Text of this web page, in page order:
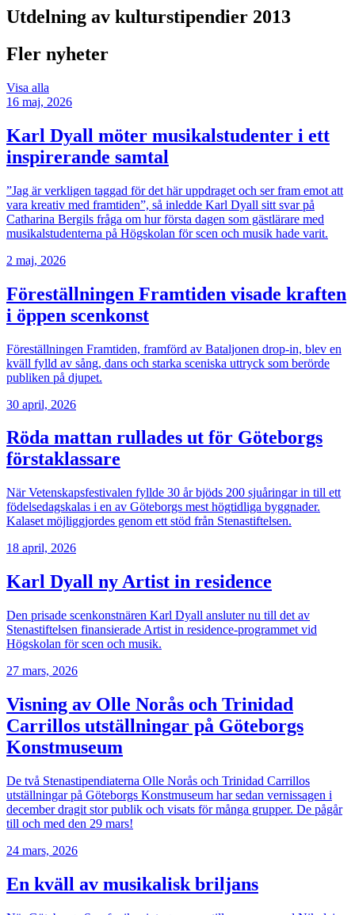
Utdelning av kulturstipendier 2013
Fler nyheter
Visa alla
16 maj, 2026
Karl Dyall möter musikalstudenter i ett
inspirerande samtal
”Jag är verkligen taggad för det här uppdraget och ser fram emot att
vara kreativ med framtiden”, så inledde Karl Dyall sitt svar på
Catharina Bergils fråga om hur första dagen som gästlärare med
musikalstudenterna på Högskolan för scen och musik hade varit.
2 maj, 2026
Föreställningen Framtiden visade kraften
i öppen scenkonst
Föreställningen Framtiden, framförd av Bataljonen drop-in, blev en
kväll fylld av sång, dans och starka sceniska uttryck som berörde
publiken på djupet.
30 april, 2026
Röda mattan rullades ut för Göteborgs
förstaklassare
När Vetenskapsfestivalen fyllde 30 år bjöds 200 sjuåringar in till ett
födelsedagskalas i en av Göteborgs mest högtidliga byggnader.
Kalaset möjliggjordes genom ett stöd från Stenastiftelsen.
18 april, 2026
Karl Dyall ny Artist in residence
Den prisade scenkonstnären Karl Dyall ansluter nu till det av
Stenastiftelsen finansierade Artist in residence-programmet vid
Högskolan för scen och musik.
27 mars, 2026
Visning av Olle Norås och Trinidad
Carrillos utställningar på Göteborgs
Konstmuseum
De två Stenastipendiaterna Olle Norås och Trinidad Carrillos
utställningar på Göteborgs Konstmuseum har sedan vernissagen i
december dragit stor publik och visats för många grupper. De pågår
till och med den 29 mars!
24 mars, 2026
En kväll av musikalisk briljans